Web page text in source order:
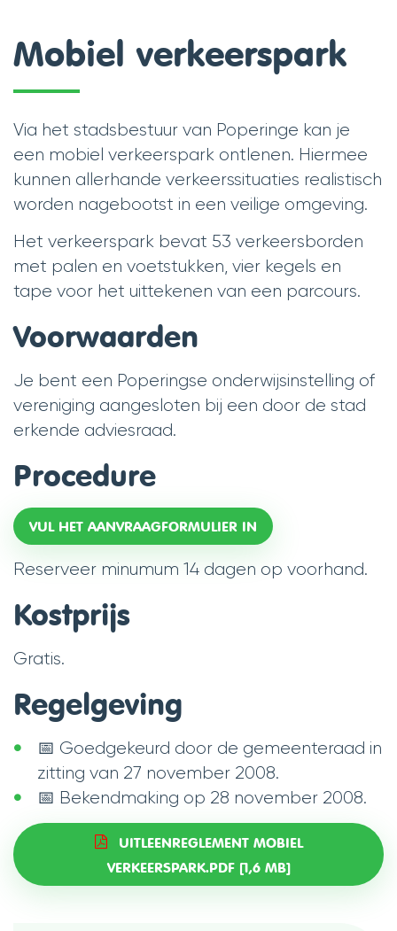
naar
Mobiel verkeerspark
Via het stadsbestuur van Poperinge kan je
een mobiel verkeerspark ontlenen. Hiermee
kunnen allerhande verkeerssituaties realistisch
worden nagebootst in een veilige omgeving.
Het verkeerspark bevat 53 verkeersborden
met palen en voetstukken, vier kegels en
tape voor het uittekenen van een parcours.
Voorwaarden
Je bent een Poperingse onderwijsinstelling of
vereniging aangesloten bij een door de stad
erkende adviesraad.
Procedure
VUL HET AANVRAAGFORMULIER IN
Reserveer minumum 14 dagen op voorhand.
Kostprijs
Gratis.
Regelgeving
📅 Goedgekeurd door de gemeenteraad in
zitting van 27 november 2008.
📅 Bekendmaking op 28 november 2008.
UITLEENREGLEMENT MOBIEL
VERKEERSPARK.PDF 1,6 MB